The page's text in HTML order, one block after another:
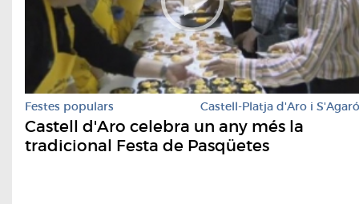
Festes populars Castell-Platja d'Aro i S'Agaró
Castell d'Aro celebra un any més la
tradicional Festa de Pasqüetes